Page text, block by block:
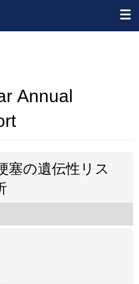
Annual
塞の遺伝性リス